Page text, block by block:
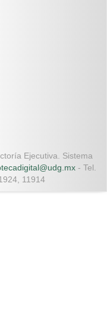
Ejecutiva. Sistema
- Tel.
11914